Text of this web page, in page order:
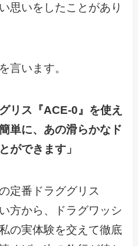
思いをしたことがあり
言います。
リス『ACE-0』を使え
単に、あの滑らかなド
ができます」
定番ドラググリス
方から、ドラグワッシ
の実体験を交えて徹底